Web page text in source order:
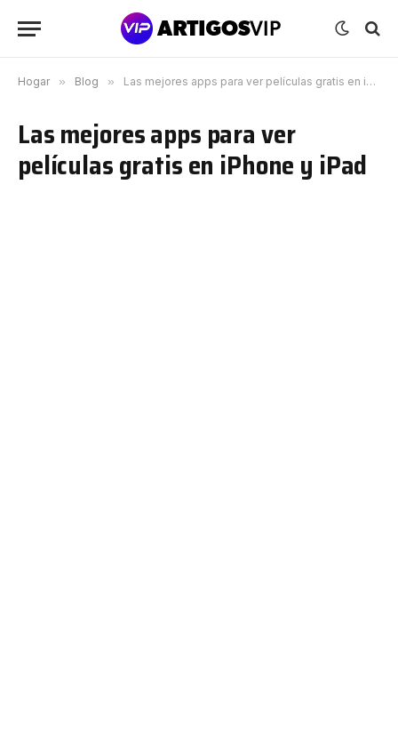
Hogar » Blog » Las mejores apps para ver películas gratis en iPhone y iPad
Las mejores apps para ver
películas gratis en iPhone y iPad